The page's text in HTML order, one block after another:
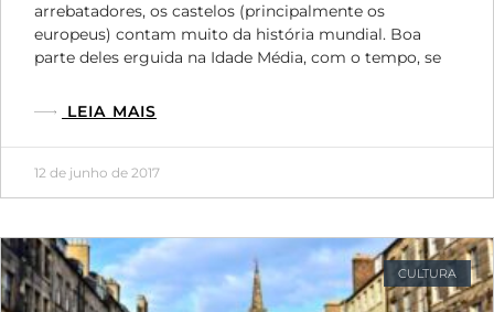
arrebatadores, os castelos (principalmente os
europeus) contam muito da história mundial. Boa
parte deles erguida na Idade Média, com o tempo, se
LEIA MAIS
12 de junho de 2017
CULTURA